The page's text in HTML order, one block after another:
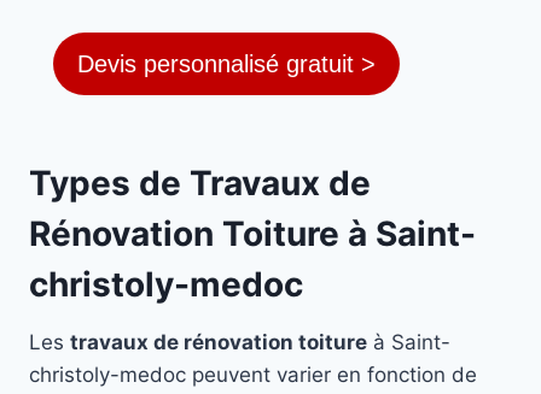
Devis personnalisé gratuit >
Types de Travaux de
Rénovation Toiture à Saint-
christoly-medoc
Les travaux de rénovation toiture à Saint-
christoly-medoc peuvent varier en fonction de